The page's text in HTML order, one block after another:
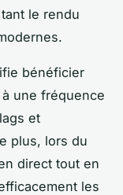
le rendu
bénéficier
une fréquence
et
plus, lors du
direct tout en
les